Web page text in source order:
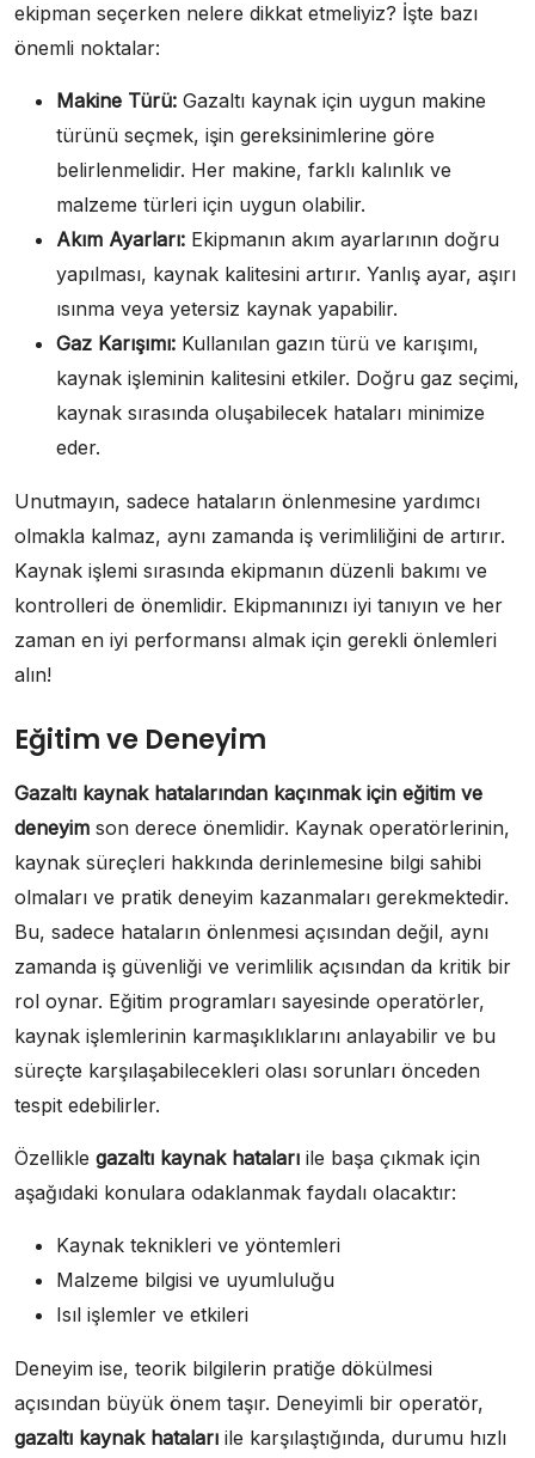
ekipman seçerken nelere dikkat etmeliyiz? İşte bazı
önemli noktalar:
Makine Türü: Gazaltı kaynak için uygun makine
türünü seçmek, işin gereksinimlerine göre
belirlenmelidir. Her makine, farklı kalınlık ve
malzeme türleri için uygun olabilir.
Akım Ayarları: Ekipmanın akım ayarlarının doğru
yapılması, kaynak kalitesini artırır. Yanlış ayar, aşırı
ısınma veya yetersiz kaynak yapabilir.
Gaz Karışımı: Kullanılan gazın türü ve karışımı,
kaynak işleminin kalitesini etkiler. Doğru gaz seçimi,
kaynak sırasında oluşabilecek hataları minimize
eder.
Unutmayın, sadece hataların önlenmesine yardımcı
olmakla kalmaz, aynı zamanda iş verimliliğini de artırır.
Kaynak işlemi sırasında ekipmanın düzenli bakımı ve
kontrolleri de önemlidir. Ekipmanınızı iyi tanıyın ve her
zaman en iyi performansı almak için gerekli önlemleri
alın!
Eğitim ve Deneyim
Gazaltı kaynak hatalarından kaçınmak için eğitim ve
deneyim son derece önemlidir. Kaynak operatörlerinin,
kaynak süreçleri hakkında derinlemesine bilgi sahibi
olmaları ve pratik deneyim kazanmaları gerekmektedir.
Bu, sadece hataların önlenmesi açısından değil, aynı
zamanda iş güvenliği ve verimlilik açısından da kritik bir
rol oynar. Eğitim programları sayesinde operatörler,
kaynak işlemlerinin karmaşıklıklarını anlayabilir ve bu
süreçte karşılaşabilecekleri olası sorunları önceden
tespit edebilirler.
Özellikle gazaltı kaynak hataları ile başa çıkmak için
aşağıdaki konulara odaklanmak faydalı olacaktır:
Kaynak teknikleri ve yöntemleri
Malzeme bilgisi ve uyumluluğu
Isıl işlemler ve etkileri
Deneyim ise, teorik bilgilerin pratiğe dökülmesi
açısından büyük önem taşır. Deneyimli bir operatör,
gazaltı kaynak hataları ile karşılaştığında, durumu hızlı